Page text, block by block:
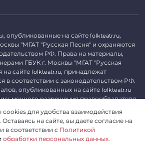
опубликованные на сайте folkteatr.ru,
"МГАТ "Русская Песня" и охраняются
РФ. Права на материалы,
ГБУК г. Москвы "МГАТ "Русская
на сайте folkteatr.ru, принадлежат
в соответствии с законодательством РФ.
опубликованных на сайте folkteatr.ru
разрешения правообладателя.
«Русская песня». ОГРН 1027739279182,
ИНН 7714039052.
для удобства взаимодействия
на сайте, вы даете согласие на
в соответствии с Политикой
обработки персональных данных.